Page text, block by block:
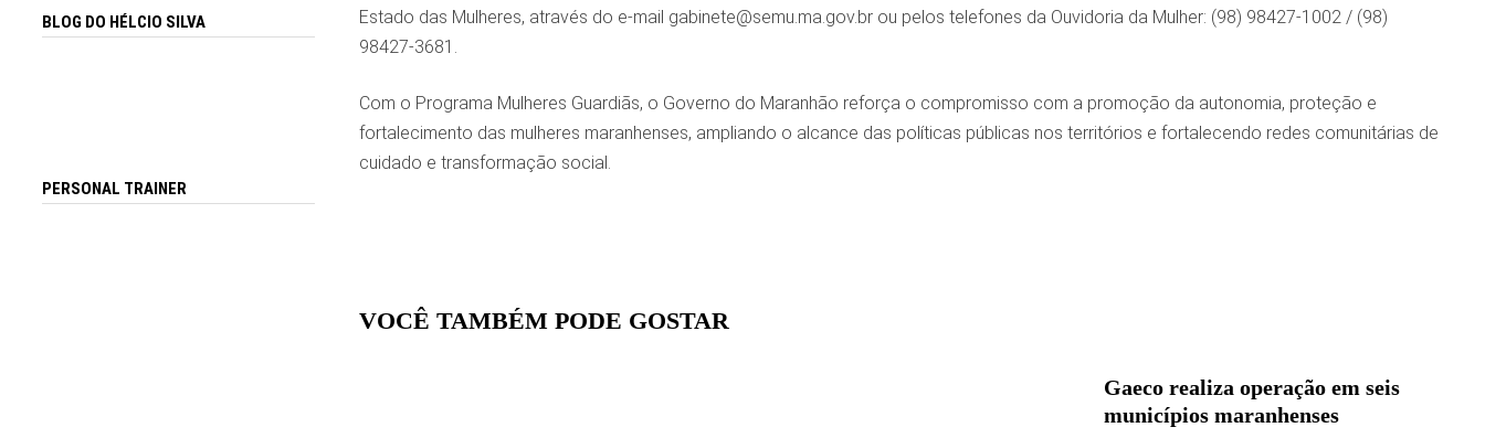
Estado das Mulheres, através do e-mail gabinete@semu.ma.gov.br ou pelos telefones da Ouvidoria da Mulher: (98) 98427-1002 / (98)
98427-3681.
Com o Programa Mulheres Guardiãs, o Governo do Maranhão reforça o compromisso com a promoção da autonomia, proteção e
fortalecimento das mulheres maranhenses, ampliando o alcance das políticas públicas nos territórios e fortalecendo redes comunitárias de
cuidado e transformação social.
VOCÊ TAMBÉM PODE GOSTAR
Gaeco realiza operação em seis
municípios maranhenses
BLOG DO HÉLCIO SILVA
PERSONAL TRAINER